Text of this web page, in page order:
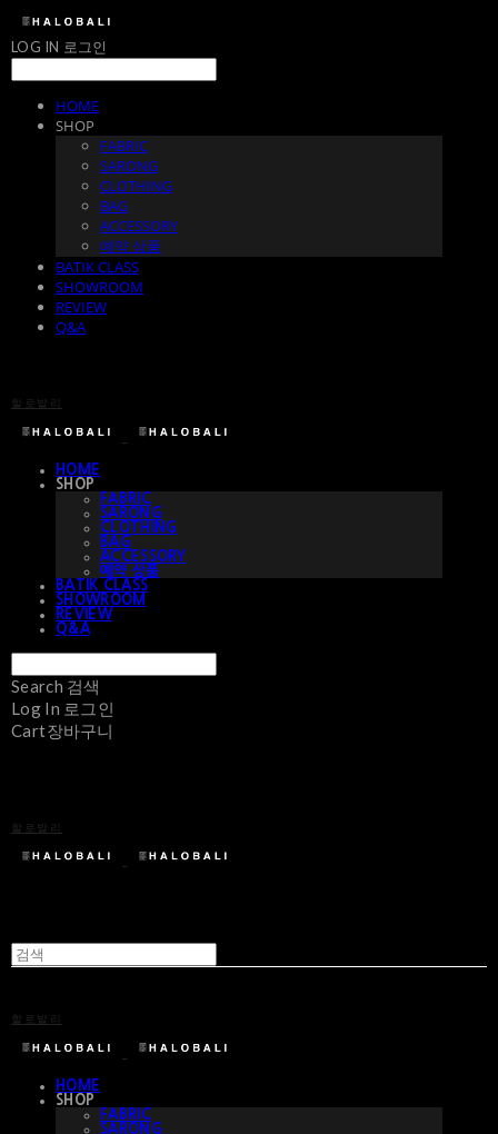
LOG IN 로그인
HOME
SHOP
FABRIC
SARONG
CLOTHING
BAG
ACCESSORY
예약 상품
BATIK CLASS
SHOWROOM
REVIEW
Q&A
할로발리
HOME
SHOP
FABRIC
SARONG
CLOTHING
BAG
ACCESSORY
예약 상품
BATIK CLASS
SHOWROOM
REVIEW
Q&A
Search 검색
Log In 로그인
Cart장바구니
할로발리
할로발리
HOME
SHOP
FABRIC
SARONG